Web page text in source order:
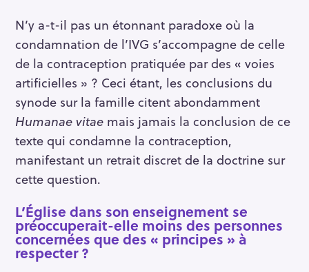
N’y a-t-il pas un étonnant paradoxe où la
condamnation de l’IVG s’accompagne de celle
de la contraception pratiquée par des « voies
artificielles » ? Ceci étant, les conclusions du
synode sur la famille citent abondamment
Humanae vitae mais jamais la conclusion de ce
texte qui condamne la contraception,
manifestant un retrait discret de la doctrine sur
cette question.
L’Église dans son enseignement se
préoccuperait-elle moins des personnes
concernées que des « principes » à
respecter ?